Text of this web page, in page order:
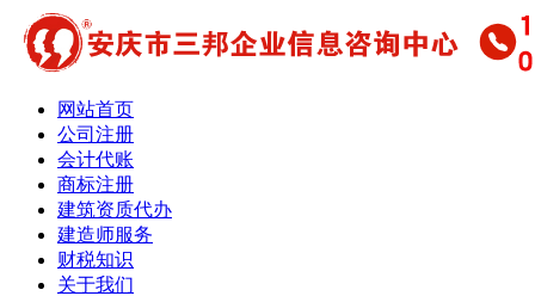
网站首页
公司注册
会计代账
商标注册
建筑资质代办
建造师服务
财税知识
关于我们